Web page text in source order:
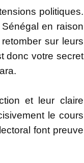
politiques.
en raison
sur leurs
donc votre secret
et leur claire
le cours
font preuve